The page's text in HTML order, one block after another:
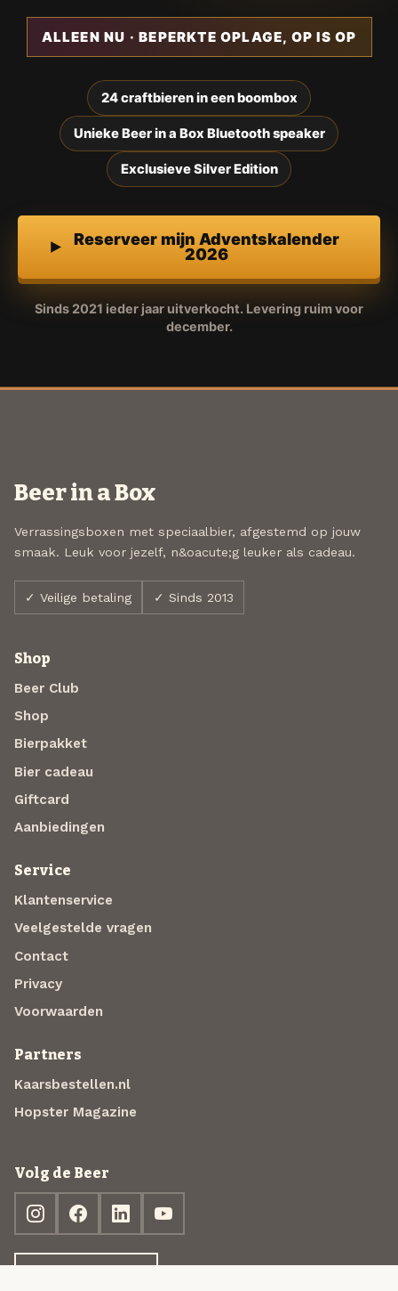
ALLEEN NU · BEPERKTE OPLAGE, OP IS OP
24 craftbieren in een boombox
Unieke Beer in a Box Bluetooth speaker
Exclusieve Silver Edition
Reserveer mijn Adventskalender
2026
Sinds 2021 ieder jaar uitverkocht. Levering ruim voor
december.
Beer in a Box
Verrassingsboxen met speciaalbier, afgestemd op jouw
smaak. Leuk voor jezelf, n&oacute;g leuker als cadeau.
✓ Veilige betaling ✓ Sinds 2013
Shop
Beer Club
Shop
Bierpakket
Bier cadeau
Giftcard
Aanbiedingen
Service
Klantenservice
Veelgestelde vragen
Contact
Privacy
Voorwaarden
Partners
Kaarsbestellen.nl
Hopster Magazine
Volg de Beer